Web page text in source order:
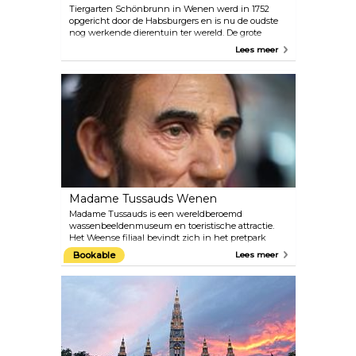
Tiergarten Schönbrunn in Wenen werd in 1752
opgericht door de Habsburgers en is nu de oudste
nog werkende dierentuin ter wereld. De grote
ruimtes creëren een comfortabele ruimte voor de
dieren en het personeel van experts zorgt ervoor dat
dierentuin besteedt veel aandacht aan
natuurbehoud en dierenwelzijn. We raden aan om
ongeveer 4-5 uur de tijd te nemen voor je bezoek
en het voedingsschema te bekijken.
Lees meer
Madame Tussauds Wenen
Madame Tussauds is een wereldberoemd
wassenbeeldenmuseum en toeristische attractie.
Het Weense filiaal bevindt zich in het pretpark
Wiener Prater. Bekijk de grootste beroemdheden
van vroeger en nu van dichtbij. Maak een selfie met
filmsterren zoals Angelina Jolie, Daniel Craig en
Robert Pattinson; ontmoet oude Hollywood-idolen
zoals Marilyn Monroe en Audrey Hepburn; poseer
voor de camera met royals, componisten en politici
uit Oostenrijk en de rest van de wereld.
Bookable Lees meer